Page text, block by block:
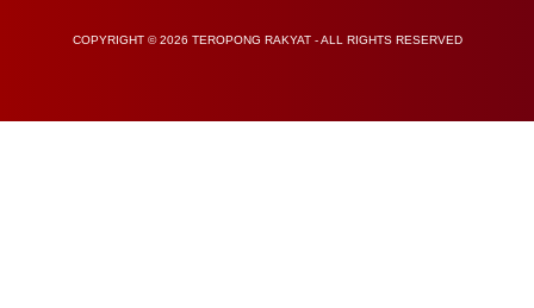
COPYRIGHT © 2026 TEROPONG RAKYAT - ALL RIGHTS RESERVED